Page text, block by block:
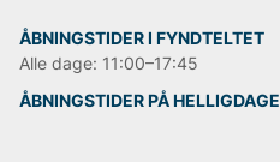
ÅBNINGSTIDER I FYNDTELTET
Alle dage: 11:00–17:45
ÅBNINGSTIDER PÅ HELLIGDAGE